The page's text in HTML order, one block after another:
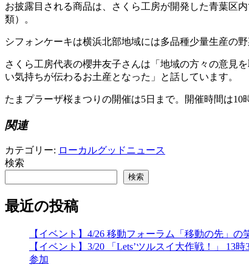
お披露目される商品は、さくら工房が開発した青葉区
類）。
シフォンケーキは横浜北部地域には多品種少量生産の
さくら工房代表の櫻井友子さんは「地域の方々の意見
い気持ちが伝わるお土産となった」と話しています。
たまプラーザ桜まつりの開催は5日まで。開催時間は10
関連
カテゴリー: ローカルグッドニュース
検索
検索
最近の投稿
【イベント】4/26 移動フォーラム「移動の先」
【イベント】3/20 「Lets’ツルスイ大作戦！」
参加